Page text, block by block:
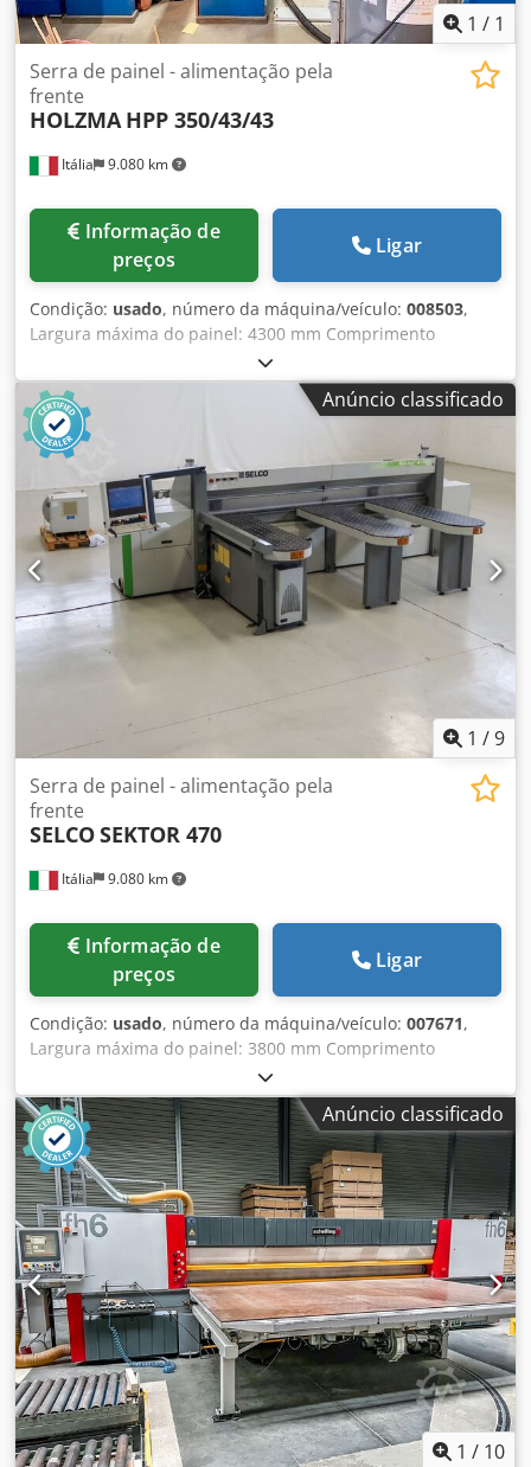
1 / 1
Itália 9.080 km
Serra de painel - alimentação pela
frente
HOLZMA HPP 350/43/43
preços
Ligar
Condição: usado, número da máquina/veículo: 008503,
Largura máxima do painel: 4300 mm Comprimento
máximo do painel: 4300 mm Chjdpfx Asy Hcd Ejfpoa
Avanço máximo da lâmina principal: 80 mm Número de
pinças de fixação: 8
Anúncio classificado
1 /9
Itália 9.080 km
Serra de painel - alimentação pela
frente
SELCOSEKTOR 470
preços
Ligar
Condição: usado, número da máquina/veículo: 007671,
Largura máxima do painel: 3800 mm Comprimento
máximo do painel: 3800 mm Número de pinças: 7
Chodpfxswuufde Afpea
Anúncio classificado
1 / 10